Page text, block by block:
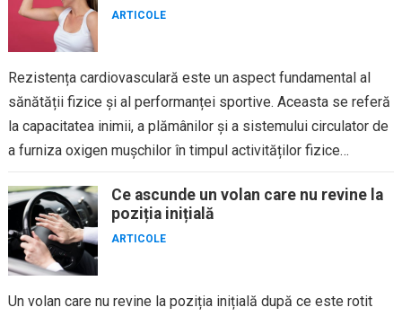
ARTICOLE
Rezistența cardiovasculară este un aspect fundamental al
sănătății fizice și al performanței sportive. Aceasta se referă
la capacitatea inimii, a plămânilor și a sistemului circulator de
a furniza oxigen mușchilor în timpul activităților fizice
Ce ascunde un volan care nu revine la
poziția inițială
ARTICOLE
Un volan care nu revine la poziția inițială după ce este rotit